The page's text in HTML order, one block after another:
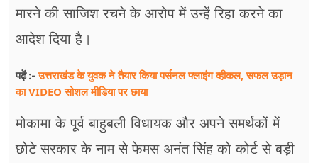
मारने की साजिश रचने के आरोप में उन्हें रिहा करने का
आदेश दिया है।
पढ़ें :-उत्तराखंड के युवक ने तैयार किया पर्सनल फ्लाइंग व्हीकल, सफल उड़ान
का VIDEO सोशल मीडिया पर छाया
मोकामा के पूर्व बाहुबली विधायक और अपने समर्थकों में
छोटे सरकार के नाम से फेमस अनंत सिंह को कोर्ट से बड़ी